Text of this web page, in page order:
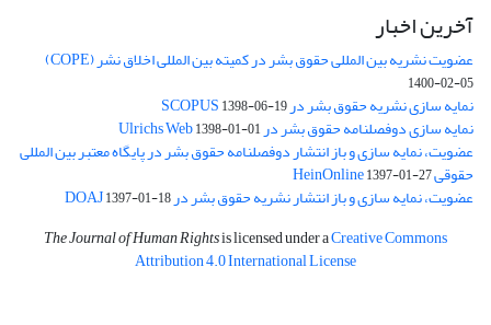
آخرین اخبار
عضویت نشریه بین المللی حقوق بشر در کمیته بین المللی اخلاق نشر (COPE)
1400-02-05
نمایه سازی نشریه حقوق بشر در SCOPUS1398-06-19
نمایه سازی دوفصلنامه حقوق بشر در Ulrichs Web1398-01-01
عضویت، نمایه سازی و باز انتشار دوفصلنامه حقوق بشر در پایگاه معتبر بین المللی
حقوقی HeinOnline1397-01-27
عضویت، نمایه سازی و باز انتشار نشریه حقوق بشر در DOAJ1397-01-18
The Journal of Human Rightsis licensed under aCreative Commons
Attribution 4.0 International License